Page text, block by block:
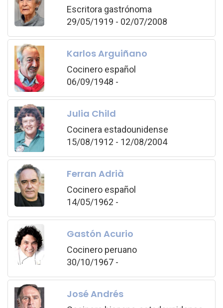
Escritora gastrónoma
29/05/1919 - 02/07/2008
Karlos Arguiñano
Cocinero español
06/09/1948 -
Julia Child
Cocinera estadounidense
15/08/1912 - 12/08/2004
Ferran Adrià
Cocinero español
14/05/1962 -
Gastón Acurio
Cocinero peruano
30/10/1967 -
José Andrés